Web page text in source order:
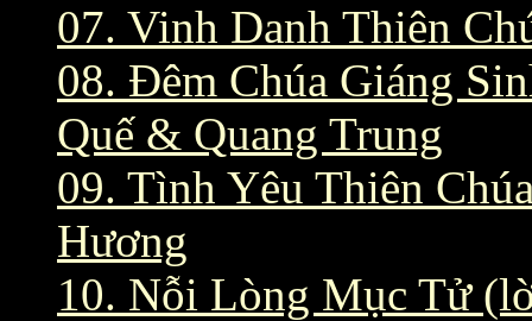
07. Vinh Danh Thiên
08. Đêm Chúa Giáng
Quế & Quang Trung
09. Tình Yêu Thiên
Hương
10. Nỗi Lòng Mục Tử